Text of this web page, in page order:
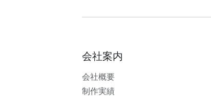
会社案内
会社概要
制作実績